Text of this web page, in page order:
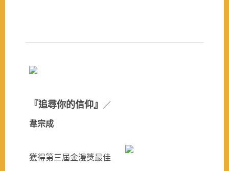
『追尋你的信仰』 ／
韋宗成
獲得第三屆金漫獎最佳